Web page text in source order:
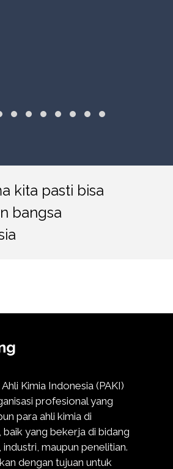
kita pasti bisa
bangsa
Kimia Indonesia (PAKI)
profesional yang
para ahli kimia di
baik yang bekerja di bidang
maupun penelitian.
dengan tujuan untuk